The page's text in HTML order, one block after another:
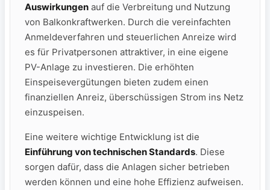
Auswirkungen auf die Verbreitung und Nutzung
von Balkonkraftwerken. Durch die vereinfachten
Anmeldeverfahren und steuerlichen Anreize wird
es für Privatpersonen attraktiver, in eine eigene
PV-Anlage zu investieren. Die erhöhten
Einspeisevergütungen bieten zudem ​einen
finanziellen Anreiz, ⁤überschüssigen Strom ins Netz
einzuspeisen.
Eine weitere wichtige Entwicklung ist die
Einführung von technischen Standards. Diese
sorgen dafür, dass die Anlagen sicher betrieben
werden können und eine hohe Effizienz aufweisen.